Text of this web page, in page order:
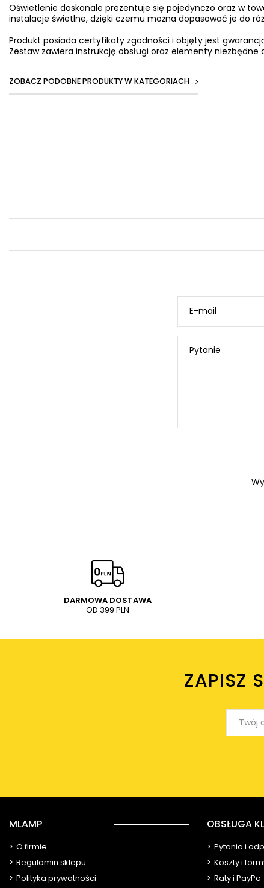
Oświetlenie doskonale prezentuje się pojedynczo oraz w
instalacje świetlne, dzięki czemu można dopasować je do
Produkt posiada certyfikaty zgodności i objęty jest
Zestaw zawiera instrukcję obsługi oraz elementy niezbędne
ZOBACZ PODOBNE PRODUKTY W KATEGORIACH
E-mail
Pytanie
DARMOWA DOSTAWA
OD 399 PLN
ZAPISZ
MLAMP
O firmie
Regulamin sklepu
Polityka prywatności
OBSŁUGA
Pytania i
Koszty i
Raty i